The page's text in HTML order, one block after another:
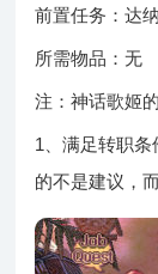
前置任务：达
所需物品：无
注：神话歌姬
1、满足转职
的不是建议，